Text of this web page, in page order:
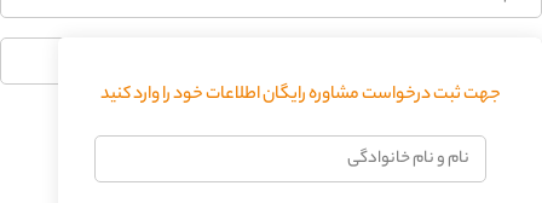
جهت ثبت درخواست مشاوره رایگان اطلاعات خود را وارد کنید
نام
و